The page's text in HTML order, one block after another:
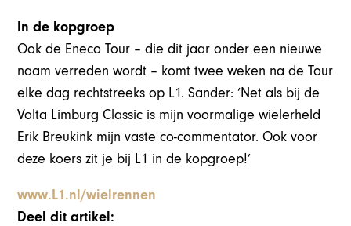
In de kopgroep
Ook de Eneco Tour – die dit jaar onder een nieuwe
naam verreden wordt – komt twee weken na de Tour
elke dag rechtstreeks op L1. Sander: ‘Net als bij de
Volta Limburg Classic is mijn voormalige wielerheld
Erik Breukink mijn vaste co-commentator. Ook voor
deze koers zit je bij L1 in de kopgroep!’
www.L1.nl/wielrennen
Deel dit artikel: